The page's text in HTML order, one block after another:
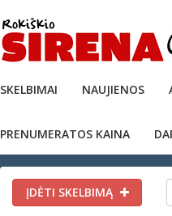
SKELBIMAI NAUJIENOS
PRENUMERATOS KAINA
ĮDĖTI SKELBIMĄ